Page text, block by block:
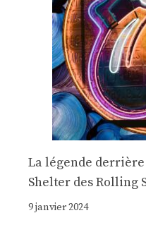
La légende
Shelter des Rolling
9 janvier 2024